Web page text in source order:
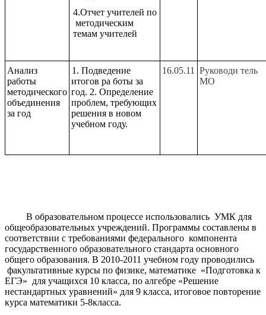
4.Отчет учителей по
методическим
темам учителей
Анализ
работы
методического
объединения
за год
1. Подведение
итогов ра боты за
год. 2. Определение
проблем, требующих
решения в новом
учебном году.
16.05.11
Руководи тель
МО
В образовательном процессе использовались УМК для
общеобразовательных учреждений. Программы составлены в
соответствии с требованиями федерального компонента
государственного образовательного стандарта основного
общего образования. В 2010-2011 учебном году проводились
факультативные курсы по физике, математике «Подготовка к
ЕГЭ» для учащихся 10 класса, по алгебре «Решение
нестандартных уравнений» для 9 класса, итоговое повторение
курса математики 5-8класса.